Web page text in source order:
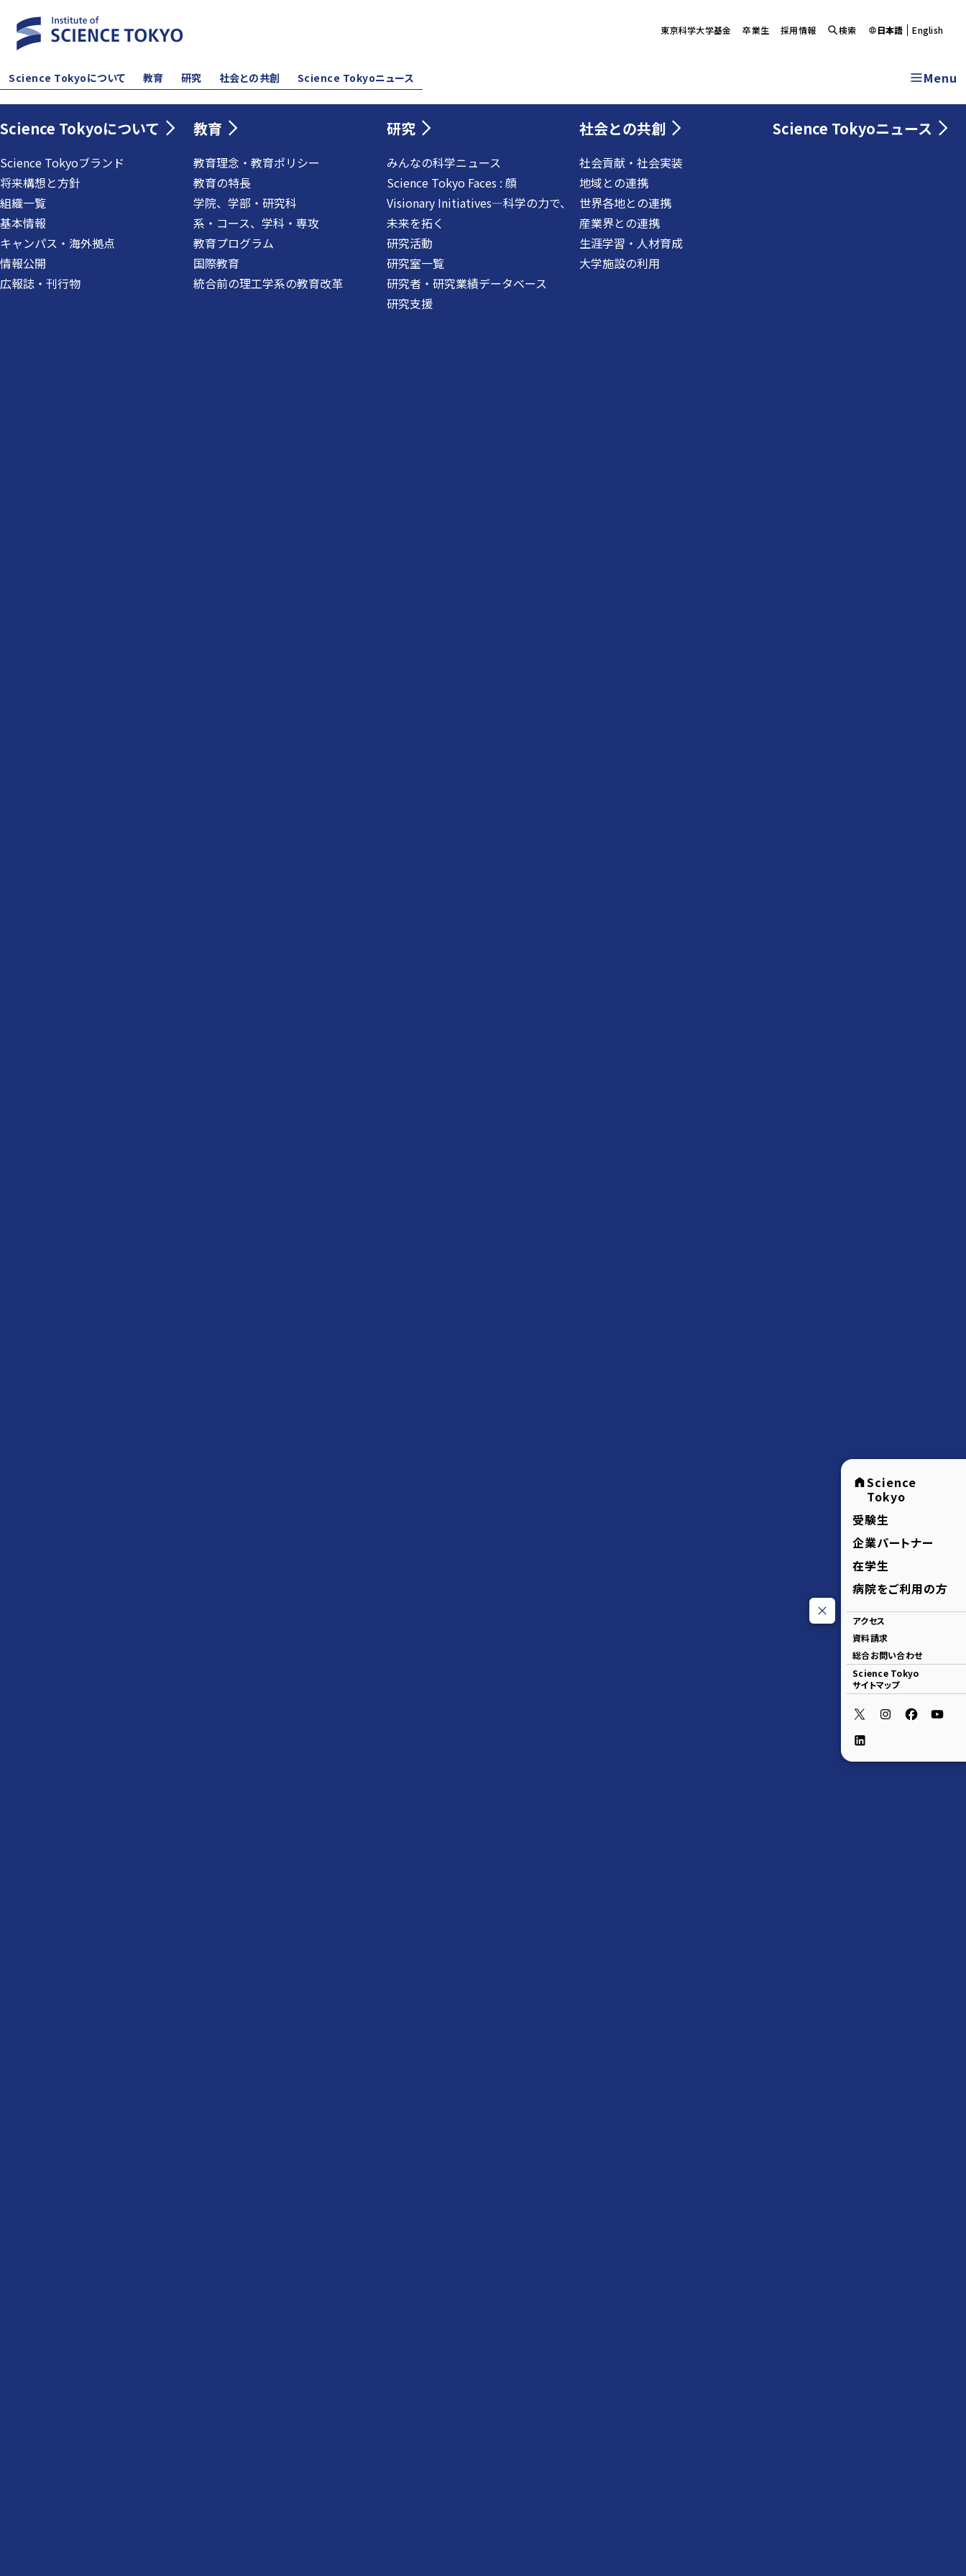
Science Tokyoについて 教育 研究 社会との共創 Science Tokyoニュース Menu
Science Tokyoについて
Science Tokyoブランド
将来構想と方針
組織一覧
基本情報
キャンパス・海外拠点
情報公開
広報誌・刊行物
教育
教育理念・教育ポリシー
教育の特長
学院、学部・研究科
系・コース、学科・専攻
教育プログラム
国際教育
統合前の理工学系の教育改革
研究
みんなの科学ニュース
Science Tokyo Faces : 顔
Visionary Initiatives―科学の力で、
未来を拓く
研究活動
研究室一覧
研究者・研究業績データベース
研究支援
社会との共創
社会貢献・社会実装
地域との連携
世界各地との連携
産業界との連携
生涯学習・人材育成
大学施設の利用
Science Tokyoニュース
東京科学大学基金 卒業生 採用情報 検索 日本語 English
Science
Tokyo
受験生
企業パートナー
在学生
病院をご利用の方
アクセス
資料請求
総合お問い合わせ
Science Tokyo
サイトマップ